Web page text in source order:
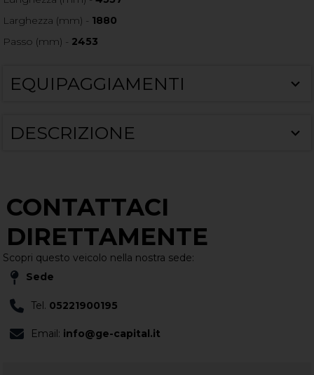
Larghezza (mm) - 1880
Passo (mm) - 2453
EQUIPAGGIAMENTI
DESCRIZIONE
CONTATTACI
DIRETTAMENTE
Scopri questo veicolo nella nostra sede:
Sede
Tel. 05221900195
Email: info@ge-capital.it